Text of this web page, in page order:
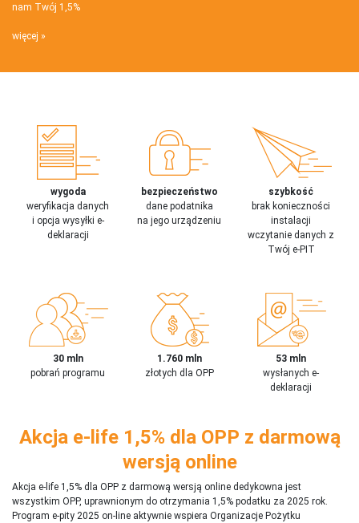
nam Twój 1,5%
więcej
wygoda
weryfikacja danych
i opcja wysyłki e-
deklaracji
bezpieczeństwo
dane podatnika
na jego urządzeniu
szybkość
brak konieczności
instalacji
wczytanie danych z
Twój e-PIT
30 mln
pobrań programu
1.760 mln
złotych dla OPP
53 mln
wysłanych e-
deklaracji
Akcja e-life 1,5% dla OPP z darmową
wersją online
Akcja e-life 1,5% dla OPP z darmową wersją online dedykowna jest
wszystkim OPP, uprawnionym do otrzymania 1,5% podatku za 2025 rok.
Program e-pity 2025 on-line aktywnie wspiera Organizacje Pożytku